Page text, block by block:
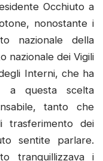
Occhiuto a
nonostante i
nazionale della
nazionale dei Vigili
Interni, che ha
a questa scelta
tanto che
trasferimento dei
sentite parlare.
tranquillizzava i